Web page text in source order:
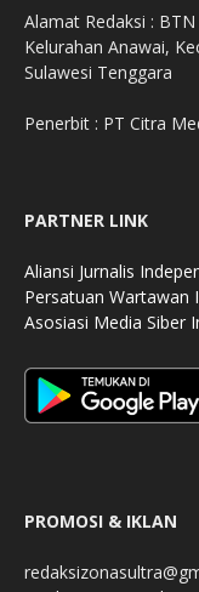
Alamat Redaksi :
Kelurahan Anawai,
Sulawesi Tenggara
Penerbit : PT Citra
PARTNER LINK
Aliansi Jurnalis
Persatuan Wartawan
Asosiasi Media Siber
PROMOSI & IKLAN